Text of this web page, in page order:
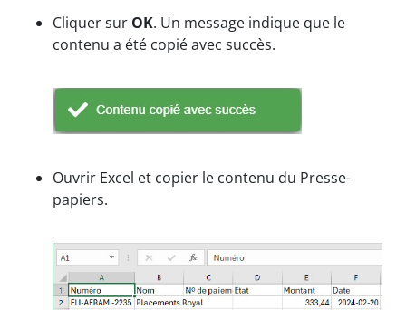
Cliquer sur OK. Un message indique que le
contenu a été copié avec succès.
Ouvrir Excel et copier le contenu du Presse-
papiers.